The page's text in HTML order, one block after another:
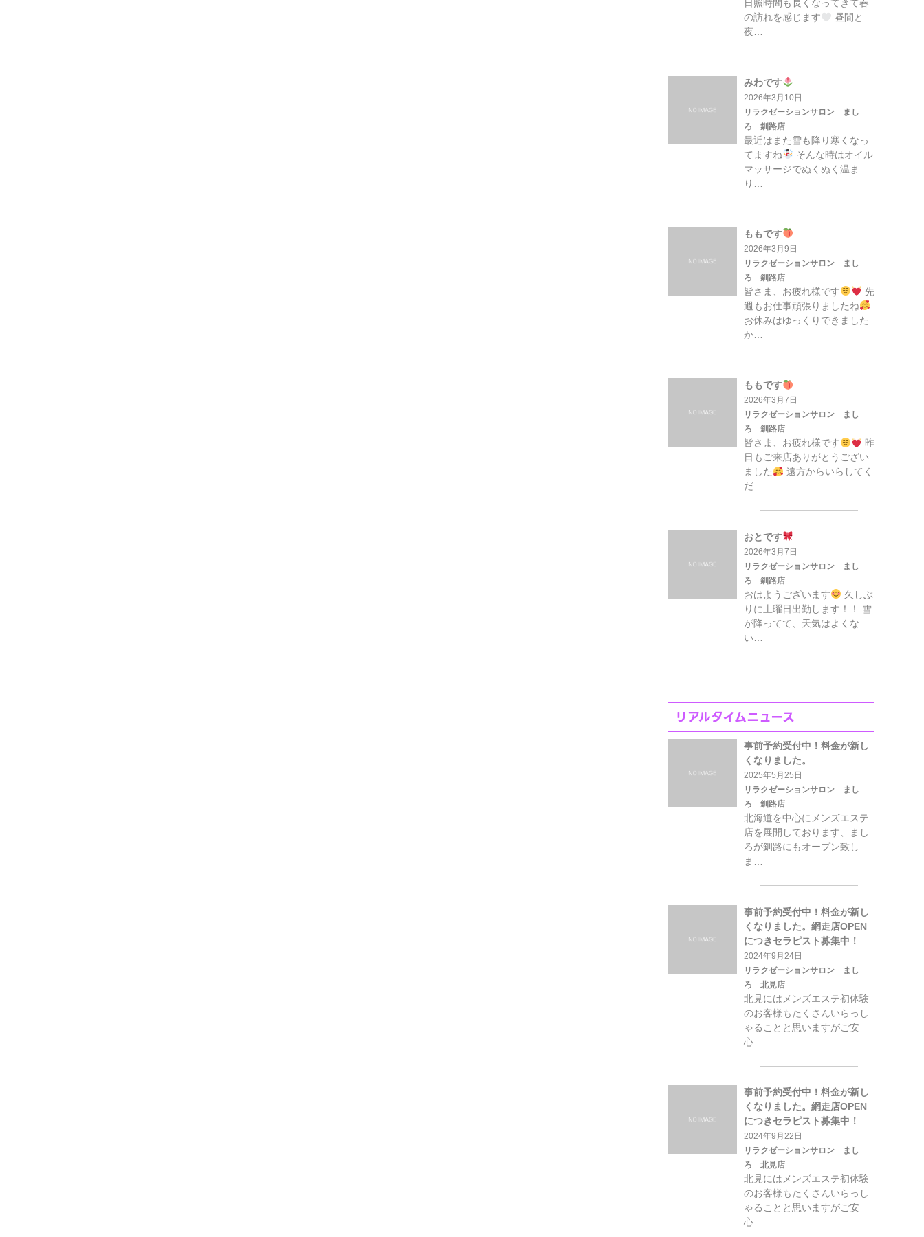
日照時間も長くなってきて春
の訪れを感じます
昼間と
夜…
みわです
2026年3月10日
リラクゼーションサロン まし
ろ 釧路店
最近はまた雪も降り寒くなっ
てますね
そんな時はオイル
マッサージでぬくぬく温ま
り…
ももです
2026年3月9日
リラクゼーションサロン まし
ろ 釧路店
皆さま、お疲れ様です
先
週もお仕事頑張りましたね
お休みはゆっくりできました
か…
ももです
2026年3月7日
リラクゼーションサロン まし
ろ 釧路店
皆さま、お疲れ様です
昨
日もご来店ありがとうござい
ました
遠方からいらしてく
だ…
おとです
2026年3月7日
リラクゼーションサロン まし
ろ 釧路店
おはようございます
久しぶ
りに土曜日出勤します！！ 雪
が降ってて、天気はよくな
い…
リアルタイムニュース
事前予約受付中！料金が新し
くなりました。
2025年5月25日
リラクゼーションサロン まし
ろ 釧路店
北海道を中心にメンズエステ
店を展開しております、まし
ろが釧路にもオープン致し
ま…
事前予約受付中！料金が新し
くなりました。網走店OPEN
につきセラピスト募集中！
2024年9月24日
リラクゼーションサロン まし
ろ 北見店
北見にはメンズエステ初体験
のお客様もたくさんいらっし
ゃることと思いますがご安
心…
事前予約受付中！料金が新し
くなりました。網走店OPEN
につきセラピスト募集中！
2024年9月22日
リラクゼーションサロン まし
ろ 北見店
北見にはメンズエステ初体験
のお客様もたくさんいらっし
ゃることと思いますがご安
心…